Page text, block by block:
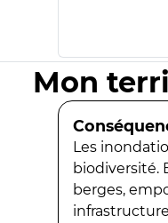
Mon
Les
biodiversité.
berges,